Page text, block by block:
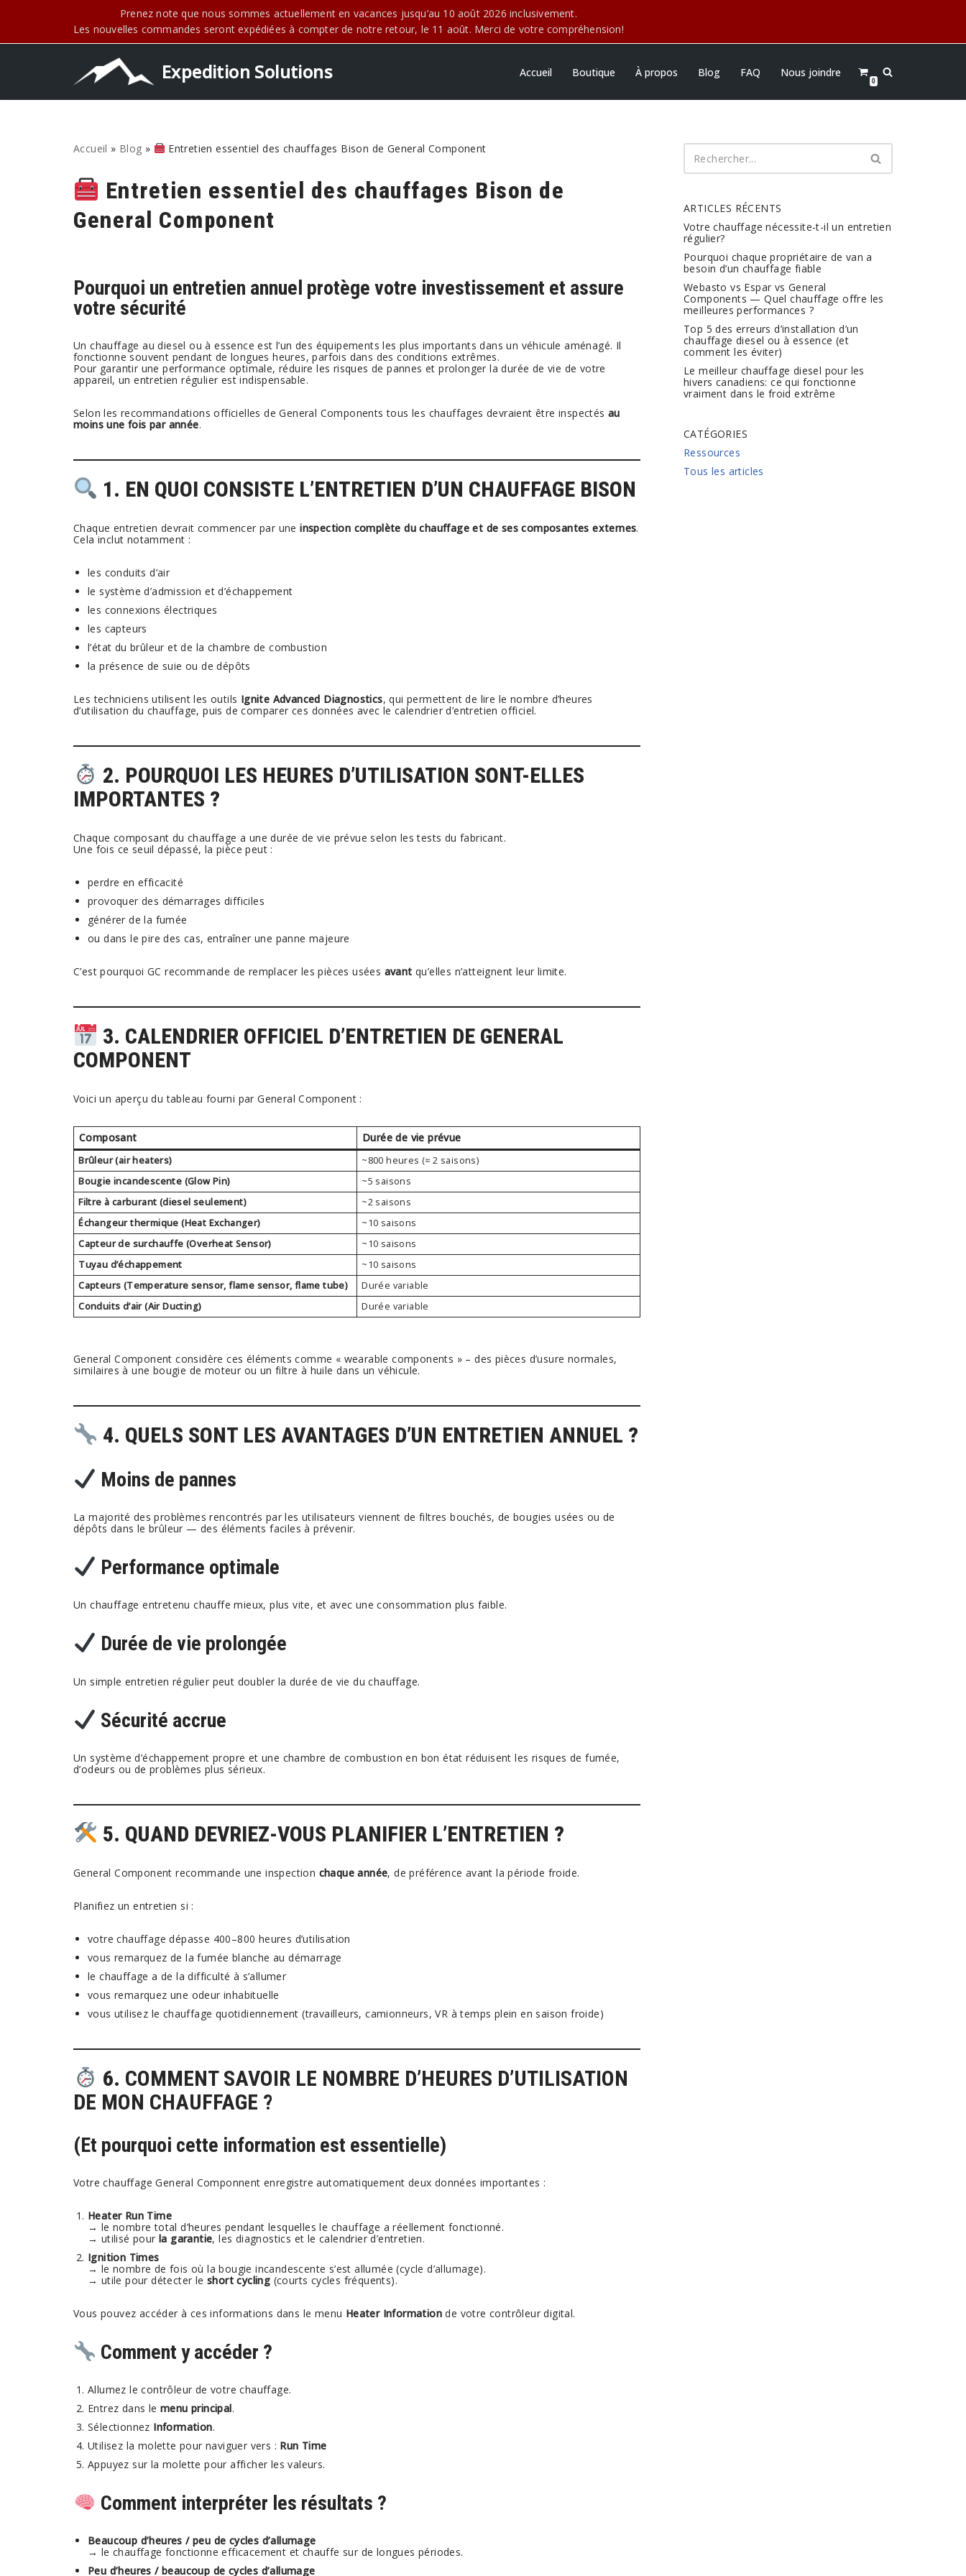
au
Prenez note que nous sommes actuellement en vacances jusqu’au 10 août 2026 inclusivement.
Les nouvelles commandes seront expédiées à compter de notre retour, le 11 août. Merci de votre compréhension!
Expedition Solutions Accueil Boutique À propos Blog FAQ Nous joindre
0
Accueil » Blog » Entretien essentiel des chauffages Bison de General Component
Entretien essentiel des chauffages Bison de
General Component
Pourquoi un entretien annuel protège votre investissement et assure
votre sécurité
Un chauffage au diesel ou à essence est l’un des équipements les plus importants dans un véhicule aménagé. Il
fonctionne souvent pendant de longues heures, parfois dans des conditions extrêmes.
Pour garantir une performance optimale, réduire les risques de pannes et prolonger la durée de vie de votre
appareil, un entretien régulier est indispensable.
Selon les recommandations officielles de General Components tous les chauffages devraient être inspectés au
moins une fois par année.
1. EN QUOI CONSISTE L’ENTRETIEN D’UN CHAUFFAGE BISON
Chaque entretien devrait commencer par uneinspection complète du chauffage et de ses composantes externes.
Cela inclut notamment :
les conduits d’air
le système d’admission et d’échappement
les connexions électriques
les capteurs
l’état du brûleur et de la chambre de combustion
la présence de suie ou de dépôts
Les techniciens utilisent les outils Ignite Advanced Diagnostics, qui permettent de lire le nombre d’heures
d’utilisation du chauffage, puis de comparer ces données avec le calendrier d’entretien officiel.
2. POURQUOI LES HEURES D’UTILISATION SONT-ELLES
IMPORTANTES ?
Chaque composant du chauffage a une durée de vie prévue selon les tests du fabricant.
Une fois ce seuil dépassé, la pièce peut :
perdre en efficacité
provoquer des démarrages difficiles
générer de la fumée
ou dans le pire des cas, entraîner une panne majeure
C’est pourquoi GC recommande de remplacer les pièces usées avant qu’elles n’atteignent leur limite.
3. CALENDRIER OFFICIEL D’ENTRETIEN DE GENERAL
COMPONENT
Voici un aperçu du tableau fourni par General Component :
Composant Durée de vie prévue
Brûleur (air heaters)
~800 heures (≈ 2 saisons)
Bougie incandescente (Glow Pin)
~5 saisons
Filtre à carburant (diesel seulement)
~2 saisons
Échangeur thermique (Heat Exchanger)
~10 saisons
Capteur de surchauffe (Overheat Sensor)
~10 saisons
Tuyau d’échappement
~10 saisons
Capteurs (Temperature sensor, flame sensor, flame tube)
Durée variable
Conduits d’air (Air Ducting)
Durée variable
General Component considère ces éléments comme « wearable components » – des pièces d’usure normales,
similaires à une bougie de moteur ou un filtre à huile dans un véhicule.
4. QUELS SONT LES AVANTAGES D’UN ENTRETIEN ANNUEL ?
Moins de pannes
La majorité des problèmes rencontrés par les utilisateurs viennent de filtres bouchés, de bougies usées ou de
dépôts dans le brûleur — des éléments faciles à prévenir.
Performance optimale
Un chauffage entretenu chauffe mieux, plus vite, et avec une consommation plus faible.
Durée de vie prolongée
Un simple entretien régulier peut doubler la durée de vie du chauffage.
Sécurité accrue
Un système d’échappement propre et une chambre de combustion en bon état réduisent les risques de fumée,
d’odeurs ou de problèmes plus sérieux.
5. QUAND DEVRIEZ-VOUS PLANIFIER L’ENTRETIEN ?
General Component recommande une inspection chaque année, de préférence avant la période froide.
Planifiez un entretien si :
votre chauffage dépasse 400–800 heures d’utilisation
vous remarquez de la fumée blanche au démarrage
le chauffage a de la difficulté à s’allumer
vous remarquez une odeur inhabituelle
vous utilisez le chauffage quotidiennement (travailleurs, camionneurs, VR à temps plein en saison froide)
6. COMMENT SAVOIR LE NOMBRE D’HEURES D’UTILISATION
DE MON CHAUFFAGE ?
(Et pourquoi cette information est essentielle)
Votre chauffage General Componnent enregistre automatiquement deux données importantes :
Heater Run Time
→ le nombre total d’heures pendant lesquelles le chauffage a réellement fonctionné.
→ utilisé pour la garantie, les diagnostics et le calendrier d’entretien.
Ignition Times
→ le nombre de fois où la bougie incandescente s’est allumée (cycle d’allumage).
→ utile pour détecter le short cycling (courts cycles fréquents).
Vous pouvez accéder à ces informations dans le menu Heater Information de votre contrôleur digital.
Comment y accéder ?
Allumez le contrôleur de votre chauffage.
Entrez dans le menu principal.
Sélectionnez Information.
Utilisez la molette pour naviguer vers : Run Time
Appuyez sur la molette pour afficher les valeurs.
Comment interpréter les résultats ?
Beaucoup d’heures / peu de cycles d’allumage
→ le chauffage fonctionne efficacement et chauffe sur de longues périodes.
Peu d’heures / beaucoup de cycles d’allumage
ARTICLES RÉCENTS
Votre chauffage nécessite-t-il un entretien
régulier?
Pourquoi chaque propriétaire de van a
besoin d’un chauffage fiable
Webasto vs Espar vs General
Components — Quel chauffage offre les
meilleures performances ?
Top 5 des erreurs d’installation d’un
chauffage diesel ou à essence (et
comment les éviter)
Le meilleur chauffage diesel pour les
hivers canadiens: ce qui fonctionne
vraiment dans le froid extrême
CATÉGORIES
Ressources
Tous les articles